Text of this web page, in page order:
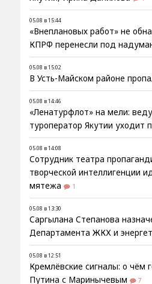
05.08 в 15:44
«Внеплановых работ» не
КПРФ перенесли под
05.08 в 15:02
В Усть-Майском районе
05.08 в 14:46
«Ленатурфлот» на мели:
туроператор Якутии уходит
05.08 в 14:08
Сотрудник театра
творческой интеллигенции
мятежа
1
05.08 в 13:30
Саргылана Степанова
Департамента ЖКХ и
05.08 в 12:51
Кремлёвские сигналы: о чём
Путина с Маринычевым
7